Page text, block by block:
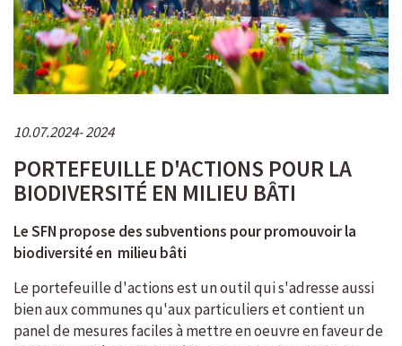
10.07.2024 2024
PORTEFEUILLE D'ACTIONS POUR LA
BIODIVERSITÉ EN MILIEU BÂTI
Le SFN propose des subventions pour promouvoir la
biodiversité en milieu bâti
Le portefeuille d'actions est un outil qui s'adresse aussi
bien aux communes qu'aux particuliers et contient un
panel de mesures faciles à mettre en oeuvre en faveur de